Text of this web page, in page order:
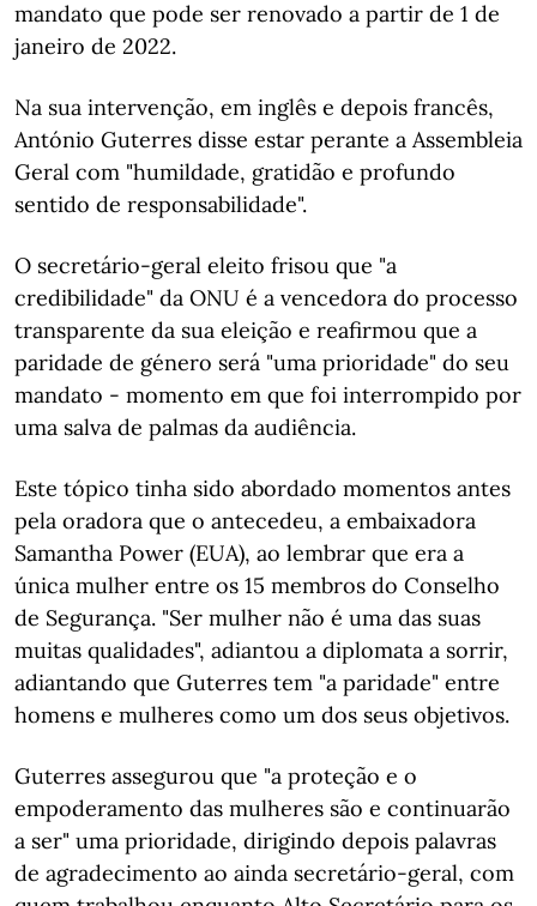
mandato que pode ser renovado a partir de 1 de
janeiro de 2022.
Na sua intervenção, em inglês e depois francês,
António Guterres disse estar perante a Assembleia
Geral com "humildade, gratidão e profundo
sentido de responsabilidade".
O secretário-geral eleito frisou que "a
credibilidade" da ONU é a vencedora do processo
transparente da sua eleição e reafirmou que a
paridade de género será "uma prioridade" do seu
mandato - momento em que foi interrompido por
uma salva de palmas da audiência.
Este tópico tinha sido abordado momentos antes
pela oradora que o antecedeu, a embaixadora
Samantha Power (EUA), ao lembrar que era a
única mulher entre os 15 membros do Conselho
de Segurança. "Ser mulher não é uma das suas
muitas qualidades", adiantou a diplomata a sorrir,
adiantando que Guterres tem "a paridade" entre
homens e mulheres como um dos seus objetivos.
Guterres assegurou que "a proteção e o
empoderamento das mulheres são e continuarão
a ser" uma prioridade, dirigindo depois palavras
de agradecimento ao ainda secretário-geral, com